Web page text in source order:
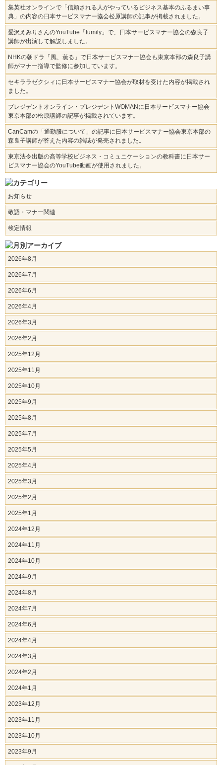
集英社オンラインで「信頼される人がやっているビジネス基本のふるまい事
典」の内容の日本サービスマナー協会松原講師の記事が掲載されました。
愛沢えみりさんのYouTube「lumily」で、日本サービスマナー協会の森良子
講師が出演して解説しました。
NHKの朝ドラ「風、薫る」で日本サービスマナー協会も東京本部の森良子講
師がマナー指導で監修に参加しています。
セキララゼクシィに日本サービスマナー協会が取材を受けた内容が掲載され
ました。
プレジデントオンライン・プレジデントWOMANに日本サービスマナー協会
東京本部の松原講師の記事が掲載されています。
CanCamの「通勤服について」の記事に日本サービスマナー協会東京本部の
森良子講師が答えた内容の雑誌が発売されました。
東京法令出版の高等学校ビジネス・コミュニケーションの教科書に日本サー
ビスマナー協会のYouTube動画が使用されました。
お知らせ
敬語・マナー関連
検定情報
2026年8月
2026年7月
2026年6月
2026年4月
2026年3月
2026年2月
2025年12月
2025年11月
2025年10月
2025年9月
2025年8月
2025年7月
2025年5月
2025年4月
2025年3月
2025年2月
2025年1月
2024年12月
2024年11月
2024年10月
2024年9月
2024年8月
2024年7月
2024年6月
2024年4月
2024年3月
2024年2月
2024年1月
2023年12月
2023年11月
2023年10月
2023年9月